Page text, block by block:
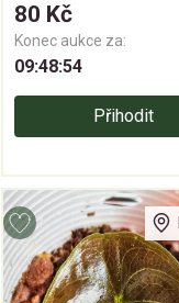
80 Kč
Konec aukce za:
09:48:54
Přihodit